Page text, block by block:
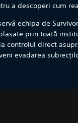
a descoperi cum
echipa de
prin toată
controlul direct
evadarea